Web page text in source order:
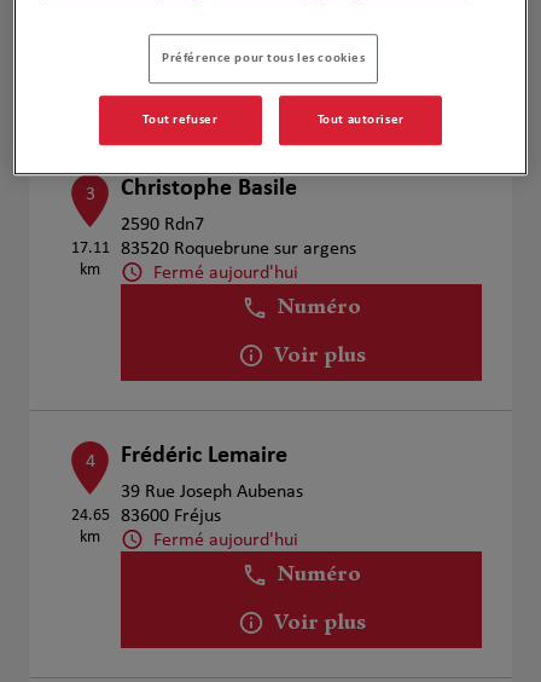
Fermé actuellement
Numéro
Voir plus
3
17.11
km
Christophe Basile
2590 Rdn7
83520 Roquebrune sur argens
Fermé aujourd'hui
Numéro
Voir plus
4
24.65
km
Frédéric Lemaire
39 Rue Joseph Aubenas
83600 Fréjus
Fermé aujourd'hui
Numéro
Voir plus
Préférence pour tous les cookies
Tout refuser Tout autoriser